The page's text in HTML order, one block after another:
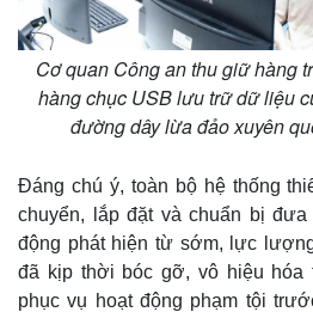
Cơ quan Công an thu giữ hàng
hàng chục USB lưu trữ dữ liệu
đường dây lừa đảo xuyên
Đáng chú ý, toàn bộ hệ thống
chuyển, lắp đặt và chuẩn bị
động phát hiện từ sớm, lực
đã kịp thời bóc gỡ, vô hiệu hóa
phục vụ hoạt động phạm tội